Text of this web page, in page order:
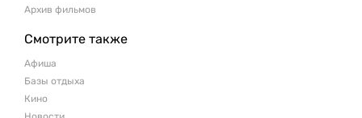
Архив фильмов
Смотрите также
Афиша
Базы отдыха
Кино